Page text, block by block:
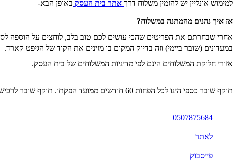
למימוש אונליין יש להזמין משלוח דרך אתר בית העסק באופן הבא-
אז איך נהנים מהמתנה במשלוח?
במעדונים (שובר ביימי) וזה בדיוק המקום בו מזינים את הקוד של הגיפט קארד.
אזורי חלוקת המשלוחים הינם לפי מדיניות המשלוחים של בית העסק.
תוקף שובר כספי הינו לכל הפחות 60 חודשים ממועד הפקתו. תוקף שובר לרכישת מוצר או שירות מסויים יהיה לכל הפחות 24 חודשים ממועד הפקתו
0507875684
לאתר
פייסבוק